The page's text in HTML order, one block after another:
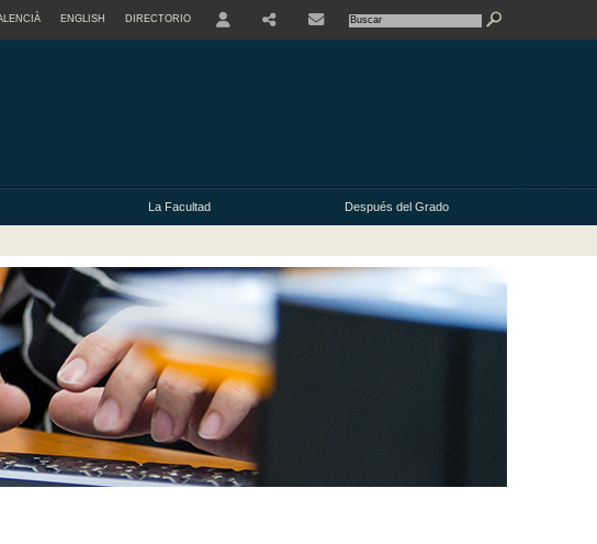
ENGLISH DIRECTORIO
La Facultad Después del Grado